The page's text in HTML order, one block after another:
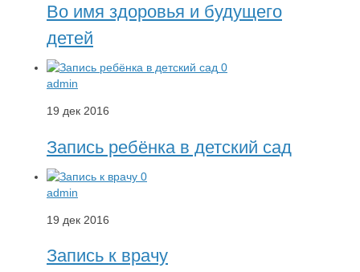
Во имя здоровья и будущего
детей
0
admin
19 дек 2016
Запись ребёнка в детский сад
0
admin
19 дек 2016
Запись к врачу